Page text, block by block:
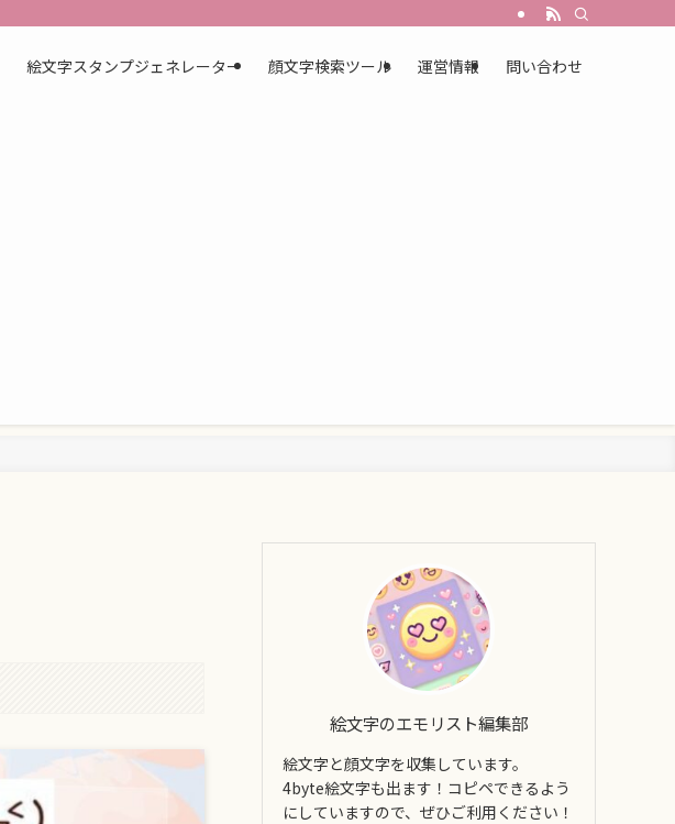
絵文字スタンプジェネレーター 顔文字検索ツール 運営情報 問い合わせ
絵文字のエモリスト編集部
絵文字と顔文字を収集しています。
4byte絵文字も出ます！コピペできるよう
にしていますので、ぜひご利用ください！